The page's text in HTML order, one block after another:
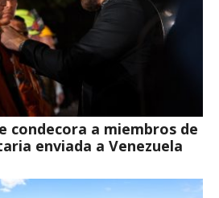
condecora a miembros de
enviada a Venezuela